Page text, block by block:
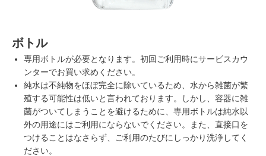
ボトル
専用ボトルが必要となります。初回ご利用時にサービスカウ
ンターでお買い求めください。
純水は不純物をほぼ完全に除いているため、水から雑菌が繁
殖する可能性は低いと言われております。しかし、容器に雑
菌がついてしまうことを避けるために、専用ボトルは純水以
外の用途にはご利用にならないでください。また、直接口を
つけることはなさらず、ご利用のたびにしっかり洗浄してく
ださい。